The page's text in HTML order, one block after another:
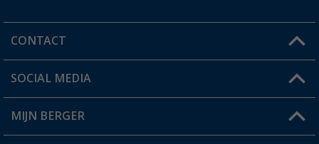
CONTACT
Een vraag?
Winkel vinden
SOCIAL MEDIA
MIJN BERGER